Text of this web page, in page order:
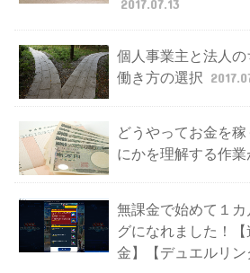
2017.07.13
個人事業主と法人の
働き方の選択
どうやってお金を
にかを理解する作
無課金で始めて１
グになれました！
金】【デュエルリン